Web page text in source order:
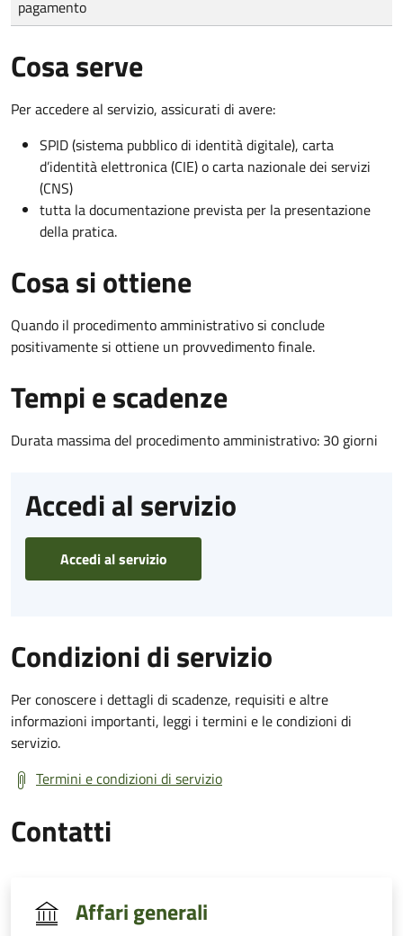
pagamento
Cosa serve
Per accedere al servizio, assicurati di avere:
SPID (sistema pubblico di identità digitale), carta
d’identità elettronica (CIE) o carta nazionale dei servizi
(CNS)
tutta la documentazione prevista per la presentazione
della pratica.
Cosa si ottiene
Quando il procedimento amministrativo si conclude
positivamente si ottiene un provvedimento finale.
Tempi e scadenze
Durata massima del procedimento amministrativo: 30 giorni
Accedi al servizio
Accedi al servizio
Condizioni di servizio
Per conoscere i dettagli di scadenze, requisiti e altre
informazioni importanti, leggi i termini e le condizioni di
servizio.
Termini e condizioni di servizio
Contatti
Affari generali